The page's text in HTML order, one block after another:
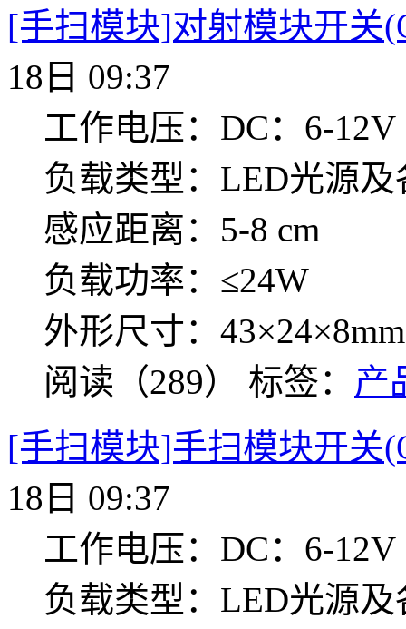
[手扫模块]对射模块开关
18日 09:37
工作电压：DC：6-12V
负载类型：LED光源
感应距离：5-8 cm
负载功率：≤24W
外形尺寸：43×24×8mm
阅读（289） 标签： 产
[手扫模块]手扫模块开关
18日 09:37
工作电压：DC：6-12V
负载类型：LED光源